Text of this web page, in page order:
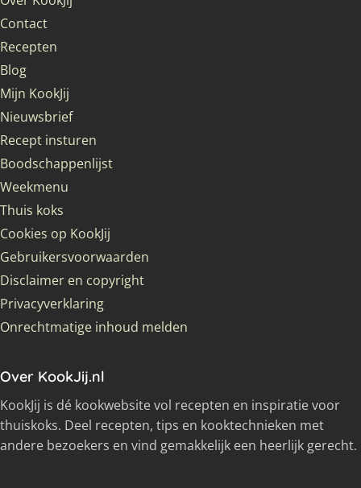
Contact
Recepten
Blog
Mijn KookJij
Nieuwsbrief
Recept insturen
Boodschappenlijst
Weekmenu
Thuis koks
Cookies op KookJij
Gebruikersvoorwaarden
Disclaimer en copyright
Privacyverklaring
Onrechtmatige inhoud melden
Over KookJij.nl
KookJij is dé kookwebsite vol recepten en inspiratie voor
thuiskoks. Deel recepten, tips en kooktechnieken met
andere bezoekers en vind gemakkelijk een heerlijk gerecht.